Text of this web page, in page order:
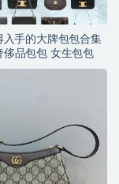
入手的大牌包包合集
侈品包包 女生包包